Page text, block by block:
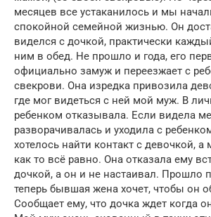
месяцев все устаканилось и мы
спокойной семейной жизнью. Он
виделся с дочкой, практически
ним в обед. Не прошло и года, его
официально замуж и переезжает с
свекрови. Она изредка привозила
где мог видеться с ней мой муж. В
ребенком отказывала. Если видела
разворачивалась и уходила с
хотелось найти контакт с девочкой,
как то всё равно. Она отказала ему
дочкой, а он и не настаивал. Прошло
теперь бывшая жена хочет, чтобы он
Сообщает ему, что дочка ждет когда